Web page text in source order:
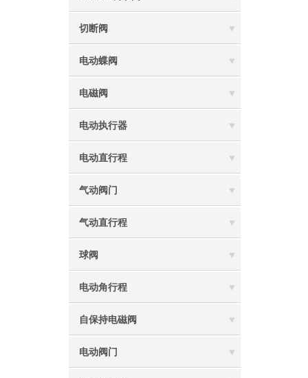
切断阀
电动蝶阀
电磁阀
电动执行器
电动直行程
气动阀门
气动直行程
球阀
电动角行程
自保持电磁阀
电动阀门